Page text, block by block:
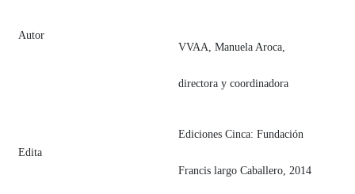
​Autor
VVAA, Manuela Aroca,
directora y coordinadora
​Edita
​Ediciones Cinca: Fundación
Francis largo Caballero, 2014